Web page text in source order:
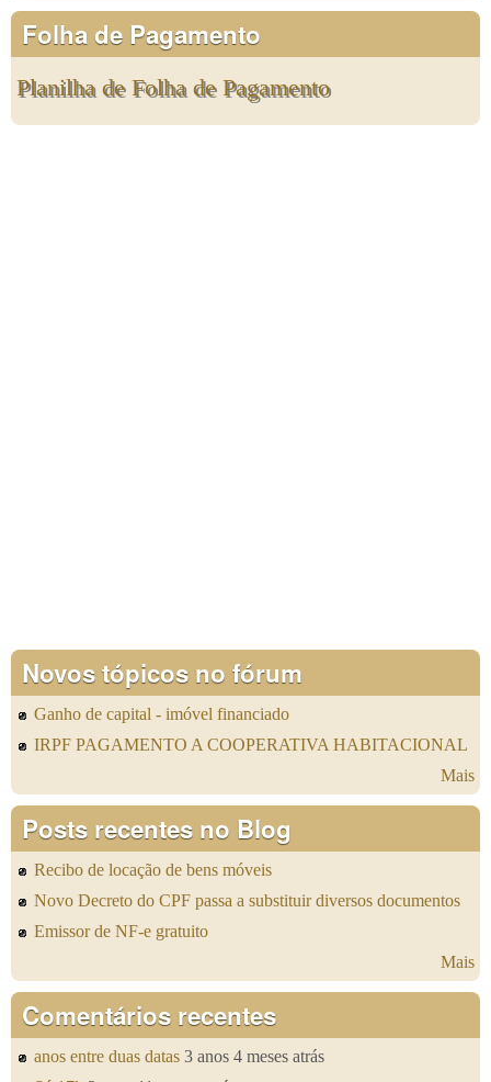
Folha de Pagamento
Planilha de Folha de Pagamento
Novos tópicos no fórum
Ganho de capital - imóvel financiado
IRPF PAGAMENTO A COOPERATIVA HABITACIONAL
Mais
Posts recentes no Blog
Recibo de locação de bens móveis
Novo Decreto do CPF passa a substituir diversos documentos
Emissor de NF-e gratuito
Mais
Comentários recentes
anos entre duas datas 3 anos 4 meses atrás